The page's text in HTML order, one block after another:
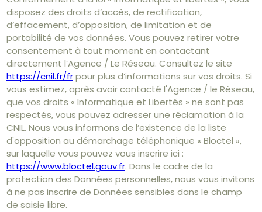
disposez des droits d’accès, de rectification,
d’effacement, d’opposition, de limitation et de
portabilité de vos données. Vous pouvez retirer votre
consentement à tout moment en contactant
directement l’Agence / Le Réseau. Consultez le site
https://cnil.fr/frpour plus d’informations sur vos droits. Si
vous estimez, après avoir contacté l'Agence / le Réseau,
que vos droits « Informatique et Libertés » ne sont pas
respectés, vous pouvez adresser une réclamation à la
CNIL. Nous vous informons de l’existence de la liste
d'opposition au démarchage téléphonique « Bloctel »,
sur laquelle vous pouvez vous inscrire ici :
https://www.bloctel.gouv.fr. Dans le cadre de la
protection des Données personnelles, nous vous invitons
à ne pas inscrire de Données sensibles dans le champ
de saisie libre.